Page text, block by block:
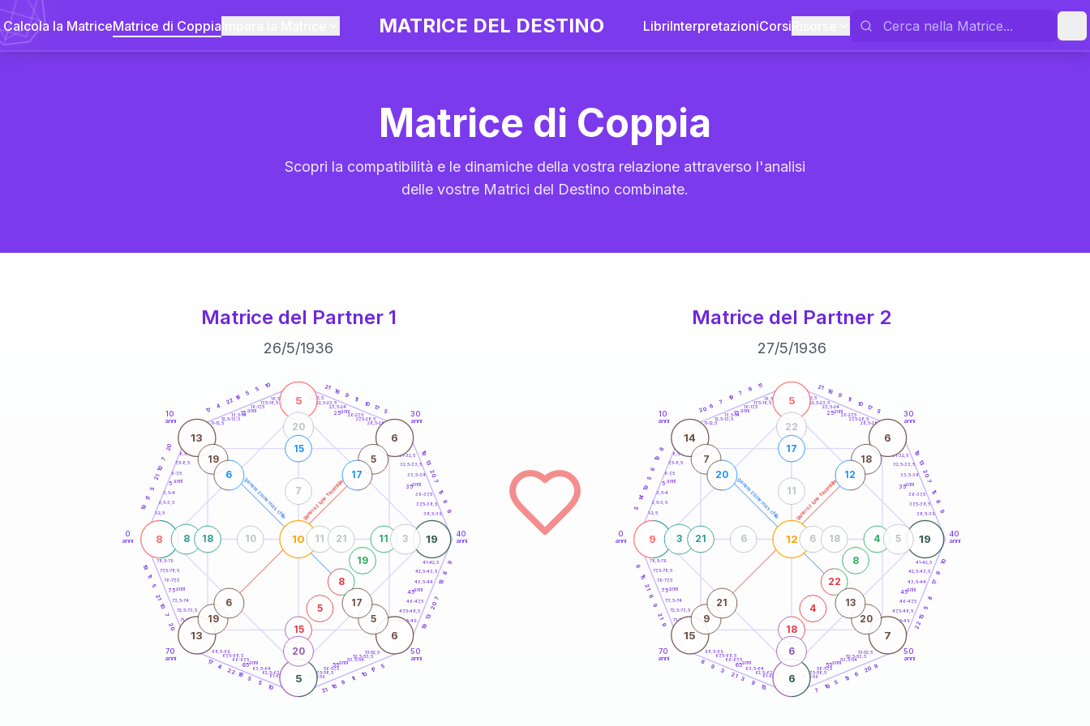
Calcola la MatriceMatrice di Coppia MATRICE DEL DESTINO LibriInterpretazioniCorsi
Matrice di Coppia
Scopri la compatibilità e le dinamiche della vostra relazione attraverso l'analisi
delle vostre Matrici del Destino combinate.
Matrice del Partner 1
26/5/1936
generazione maschile generazione femminile
0
anni
10
anni
30
anni
40
anni
50
anni
70
anni
1-2,5
2,5-3,5
3,5-4
6-7,5
7,5-8,5
8,5-9
11-12,5
12,5-13,5
13,5-14
16-17,5
17,5-18,5
18,5-19
21-22,5
22,5-23,5
23,5-24
26-27,5
27,5-28,5
28,5-29
31-32,5
32,5-33,5
33,5-34
36-37,5
37,5-38,5
38,5-39
41-42,5
42,5-43,5
43,5-44
46-47,5
47,5-48,5
48,5-49
51-52,5
52,5-53,5
53,5-54
56-57,5
57,5-58,5
58,5-59
61-62,5
62,5-63,5
63,5-64
66-67,5
67,5-68,5
68,5-69
71-72,5
72,5-73,5
73,5-74
76-77,5
77,5-78,5
78,5-79
19
11
5
21
10
7
20
17
4
2218 5
5
10 21 16
9
11
10 17
5
19
13
20
7
15
8
9
9
8
15
7
20
13
19
5
17
10
11
9
16
21
10
5
5
18
22
4
17
20
7
10
21
5
11
19
8
5
19
5
10
13 6
13 6
15
5
8
19
11
8
20
3
20
18
15
11 21
10
7
19
6
5
17
19
6
5
17
5 anni
15 anni 25anni
35anni
45anni
55anni
65anni
75anni
Matrice del Partner 2
27/5/1936
generazione maschile generazione femminile
0
anni
10
anni
30
anni
40
anni
50
anni
70
anni
1-2,5
2,5-3,5
3,5-4
6-7,5
7,5-8,5
8,5-9
11-12,5
12,5-13,5
13,5-14
16-17,5
17,5-18,5
18,5-19
21-22,5
22,5-23,5
23,5-24
26-27,5
27,5-28,5
28,5-29
31-32,5
32,5-33,5
33,5-34
36-37,5
37,5-38,5
38,5-39
41-42,5
42,5-43,5
43,5-44
46-47,5
47,5-48,5
48,5-49
51-52,5
52,5-53,5
53,5-54
56-57,5
57,5-58,5
58,5-59
61-62,5
62,5-63,5
63,5-64
66-67,5
67,5-68,5
68,5-69
71-72,5
72,5-73,5
73,5-74
76-77,5
77,5-78,5
78,5-79
5
14
19
5
6
19
6
20 6
7
19
7
6
11 21 16
9
11
10 17
5
19
13
20
7
15
8
9
10
9
17
8
5
15
22
9
20
6
13
5
19
7
15
9
3
21
3
9
6
9
21
9
6
21
15
6
9
5
19
6
12
14 6
15 7
18
4
22
8
4
3
22
5
6
21
17
6 18
6
11
7
20
18
12
9
21
20
13
5 anni
15 anni 25anni
35anni
45anni
55anni
65anni
75anni